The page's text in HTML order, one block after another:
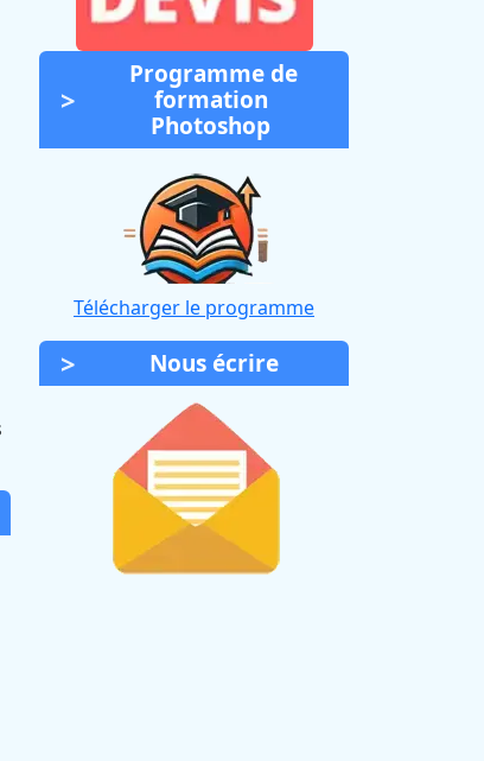
Programme de
formation
Photoshop
Télécharger le programme
Nous écrire